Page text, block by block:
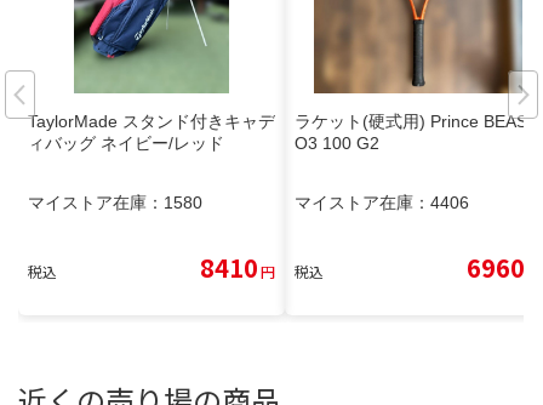
TaylorMade スタンド付きキャデ
ィバッグ ネイビー/レッド
マイストア在庫： 1580
税込 8410円
ラケット(硬式用) Prince BEAST
O3 100 G2
マイストア在庫： 4406
税込 6960